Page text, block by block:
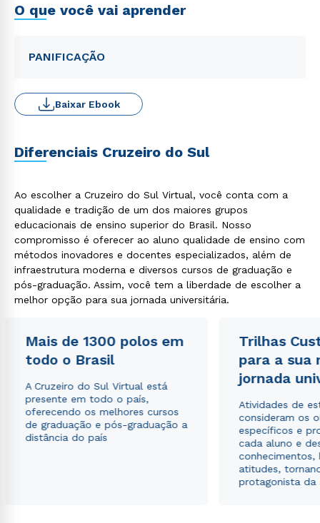
O que você vai aprender
PANIFICAÇÃO
Baixar Ebook
Diferenciais Cruzeiro do Sul
Ao escolher a Cruzeiro do Sul Virtual, você conta com a
qualidade e tradição de um dos maiores grupos
educacionais de ensino superior do Brasil. Nosso
compromisso é oferecer ao aluno qualidade de ensino com
métodos inovadores e docentes especializados, além de
infraestrutura moderna e diversos cursos de graduação e
pós-graduação. Assim, você tem a liberdade de escolher a
melhor opção para sua jornada universitária.
Mais de 1300 polos em
todo o Brasil
A Cruzeiro do Sul Virtual está
presente em todo o país,
oferecendo os melhores cursos
de graduação e pós-graduação a
distância do país
Trilhas
para a sua
jornada
Atividades de
consideram os
específicos e
cada aluno e
conhecimentos,
atitudes,
protagonista da